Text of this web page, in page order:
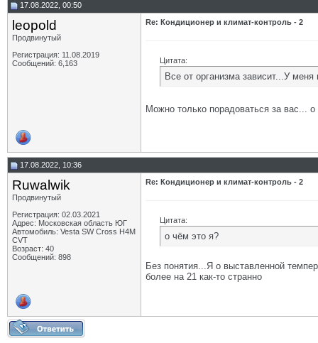
17.08.2022, 00:50
leopold
Продвинутый
Регистрация: 11.08.2019
Сообщений: 6,163
Re: Кондиционер и климат-контроль - 2
Цитата:
Все от организма зависит...У
Можно только порадоваться за вас...
17.08.2022, 10:36
Ruwalwik
Продвинутый
Регистрация: 02.03.2021
Адрес: Московская область ЮГ
Автомобиль: Vesta SW Cross H4M
CVT
Возраст: 40
Сообщений: 898
Re: Кондиционер и климат-контроль - 2
Цитата:
о чём это я?
Без понятия...Я о выставленной
более на 21 как-то странно